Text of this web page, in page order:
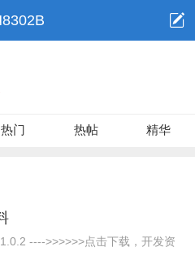
热门 热帖 精华
---->>>>>>点击下载，开发资